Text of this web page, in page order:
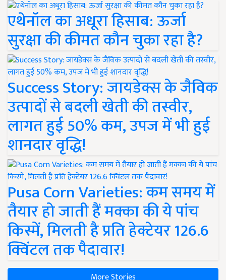
एथेनॉल का अधूरा हिसाब: ऊर्जा
सुरक्षा की कीमत कौन चुका रहा है?
Success Story: जायडेक्स के जैविक
उत्पादों से बदली खेती की तस्वीर,
लागत हुई 50% कम, उपज में भी हुई
शानदार वृद्धि!
Pusa Corn Varieties: कम समय में
तैयार हो जाती हैं मक्का की ये पांच
किस्में, मिलती है प्रति हेक्टेयर 126.6
क्विंटल तक पैदावार!